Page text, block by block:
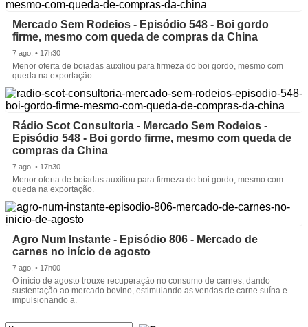
Mercado Sem Rodeios - Episódio 548 - Boi gordo
firme, mesmo com queda de compras da China
7 ago. • 17h30
Menor oferta de boiadas auxiliou para firmeza do boi gordo, mesmo com
queda na exportação.
Rádio Scot Consultoria - Mercado Sem Rodeios -
Episódio 548 - Boi gordo firme, mesmo com queda de
compras da China
7 ago. • 17h30
Menor oferta de boiadas auxiliou para firmeza do boi gordo, mesmo com
queda na exportação.
Agro Num Instante - Episódio 806 - Mercado de
carnes no início de agosto
7 ago. • 17h00
O início de agosto trouxe recuperação no consumo de carnes, dando
sustentação ao mercado bovino, estimulando as vendas de carne suína e
impulsionando a.